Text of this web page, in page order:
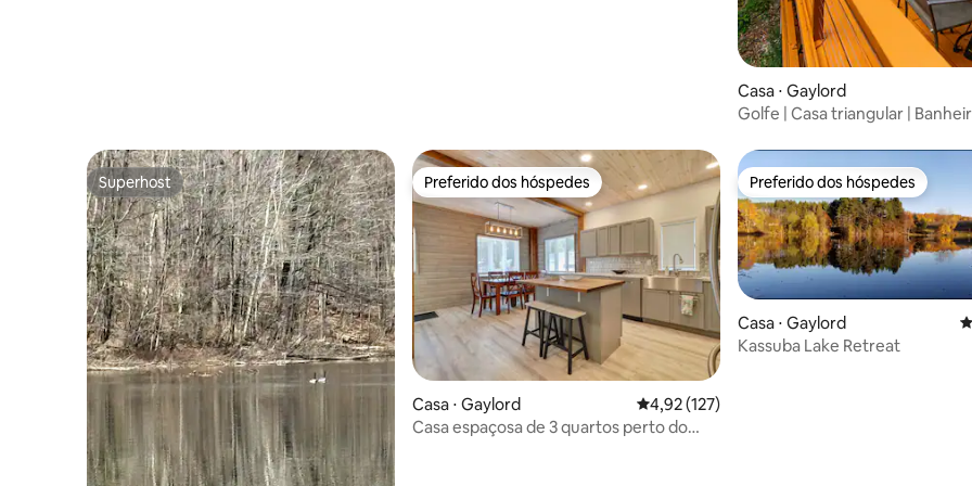
Casa ⋅ Gaylord
Golfe | Casa triangular |
Superhost
Superhost Preferido dos hóspedes
Preferido dos hóspedes
Casa ⋅ Gaylord 4,92 de uma avaliação média de 5, 127
4,92 (127)
Casa espaçosa de 3 quartos perto do
Preferido dos hóspedes
Preferido dos hóspedes
Casa ⋅ Gaylord
Kassuba Lake Retreat